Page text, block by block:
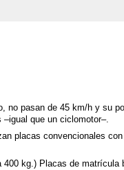
no pasan de 45 km/h y su
que un ciclomotor–.
placas convencionales
400 kg.) Placas de matrícula